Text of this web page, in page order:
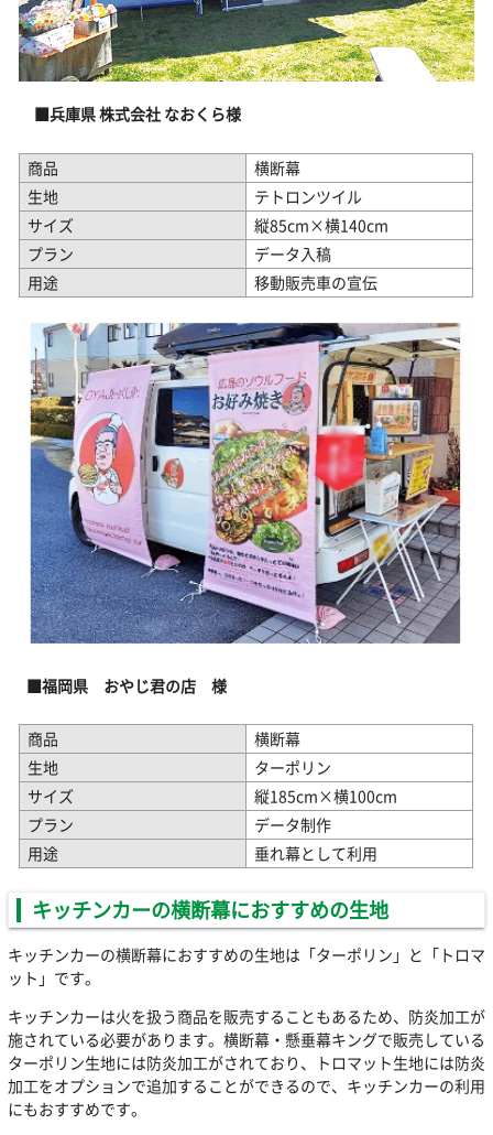
■兵庫県 株式会社 なおくら様
商品
横断幕
生地
テトロンツイル
サイズ
縦85cm×横140cm
プラン
データ入稿
用途
移動販売車の宣伝
■福岡県 おやじ君の店 様
商品
横断幕
生地
ターポリン
サイズ
縦185cm×横100cm
プラン
データ制作
用途
垂れ幕として利用
キッチンカーの横断幕におすすめの生地
キッチンカーの横断幕におすすめの生地は「ターポリン」と「トロマ
ット」です。
キッチンカーは火を扱う商品を販売することもあるため、防炎加工が
施されている必要があります。横断幕・懸垂幕キングで販売している
ターポリン生地には防炎加工がされており、トロマット生地には防炎
加工をオプションで追加することができるので、キッチンカーの利用
にもおすすめです。